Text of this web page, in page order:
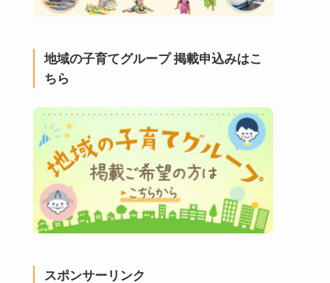
地域の子育てグループ 掲載申込みはこ
ちら
スポンサーリンク